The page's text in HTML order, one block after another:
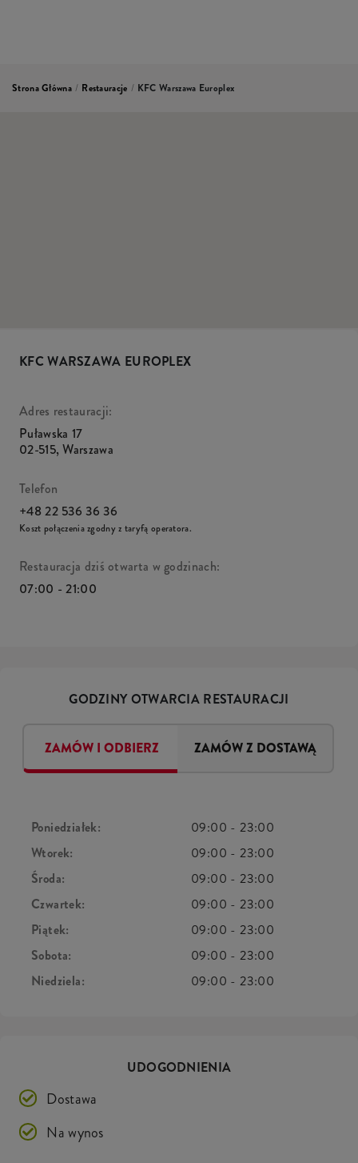
Strona Główna / Restauracje / KFC Warszawa Europlex
KFC WARSZAWA EUROPLEX
Adres restauracji:
Puławska 17
02-515,Warszawa
Telefon
+48 22 536 36 36
Koszt połączenia zgodny z taryfą operatora.
Restauracja dziś otwarta w godzinach:
07:00 - 21:00
GODZINY OTWARCIA RESTAURACJI
ZAMÓW I ODBIERZ ZAMÓW Z DOSTAWĄ
Poniedziałek: 09:00 -23:00
Wtorek:
09:00 -23:00
Środa:
09:00 -23:00
Czwartek:
09:00 -23:00
Piątek:
09:00 -23:00
Sobota:
09:00 -23:00
Niedziela:
09:00 -23:00
UDOGODNIENIA
Dostawa
Na wynos